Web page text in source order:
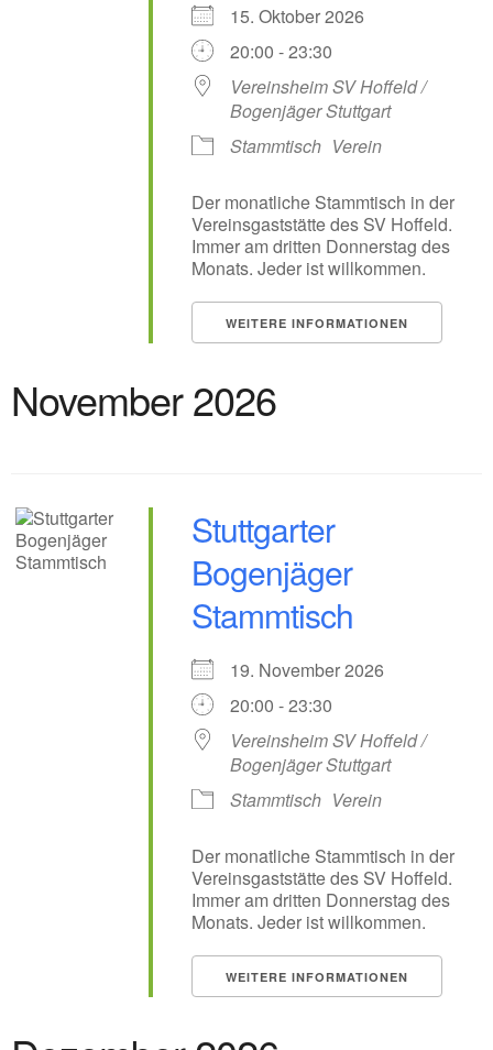
15. Oktober 2026
20:00 - 23:30
Vereinsheim SV Hoffeld /
Bogenjäger Stuttgart
Stammtisch Verein
Der monatliche Stammtisch in der
Vereinsgaststätte des SV Hoffeld.
Immer am dritten Donnerstag des
Monats. Jeder ist willkommen.
WEITERE INFORMATIONEN
November 2026
Stuttgarter
Bogenjäger
Stammtisch
19. November 2026
20:00 - 23:30
Vereinsheim SV Hoffeld /
Bogenjäger Stuttgart
Stammtisch Verein
Der monatliche Stammtisch in der
Vereinsgaststätte des SV Hoffeld.
Immer am dritten Donnerstag des
Monats. Jeder ist willkommen.
WEITERE INFORMATIONEN